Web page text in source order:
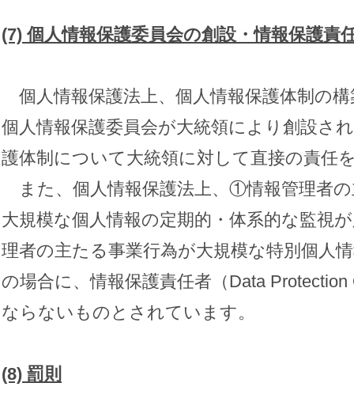
(7) 個人情報保護委員会の創設・情報保護責
個人情報保護法上、個人情報保護体制の
個人情報保護委員会が大統領により創設さ
護体制について大統領に対して直接の責任
また、個人情報保護法上、①情報管理者
大規模な個人情報の定期的・体系的な監視
理者の主たる事業行為が大規模な特別個人
の場合に、情報保護責任者（Data
ならないものとされています。
(8) 罰則